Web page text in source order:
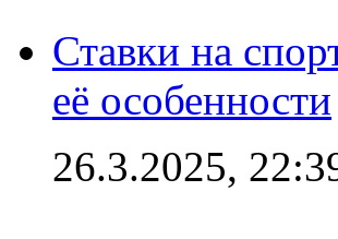
Ставки на
её особенности
26.3.2025,